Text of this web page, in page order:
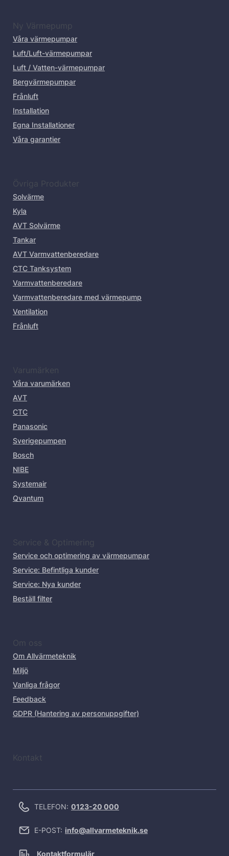
Ny Värmepump
Våra värmepumpar
Luft/Luft-värmepumpar
Luft / Vatten-värmepumpar
Bergvärmepumpar
Frånluft
Installation
Egna Installationer
Våra garantier
Övriga Produkter
Solvärme
Kyla
AVT Solvärme
Tankar
AVT Varmvattenberedare
CTC Tanksystem
Varmvattenberedare
Varmvattenberedare med värmepump
Ventilation
Frånluft
Varumärken
Våra varumärken
AVT
CTC
Panasonic
Sverigepumpen
Bosch
NIBE
Systemair
Qvantum
Service & Optimering
Service och optimering av värmepumpar
Service: Befintliga kunder
Service: Nya kunder
Beställ filter
Om oss
Om Allvärmeteknik
Miljö
Vanliga frågor
Feedback
GDPR (Hantering av personuppgifter)
Kontakt
TELEFON: 0123-20 000
E-POST: info@allvarmeteknik.se
Kontaktformulär